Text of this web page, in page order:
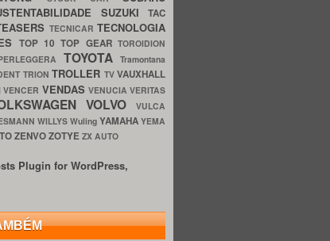
SUZUKITAC
TECNICAR TECNOLOGIA
TOP 10TOP GEARTOROIDION
TOYOTATramontana
TRIONTROLLER TVVAUXHALL
VENCER VENDAS VENUCIAVERITAS
VOLVO
VULCA
WILLYS Wuling YAMAHA YEMA
ZENVOZOTYE ZX AUTO